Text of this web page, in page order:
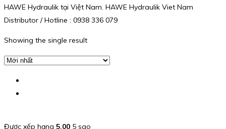
HAWE Hydraulik tại Việt Nam. HAWE Hydraulik Viet Nam
Distributor / Hotline : 0938 336 079
Showing the single result
Được xếp hạng 5.00 5 sao